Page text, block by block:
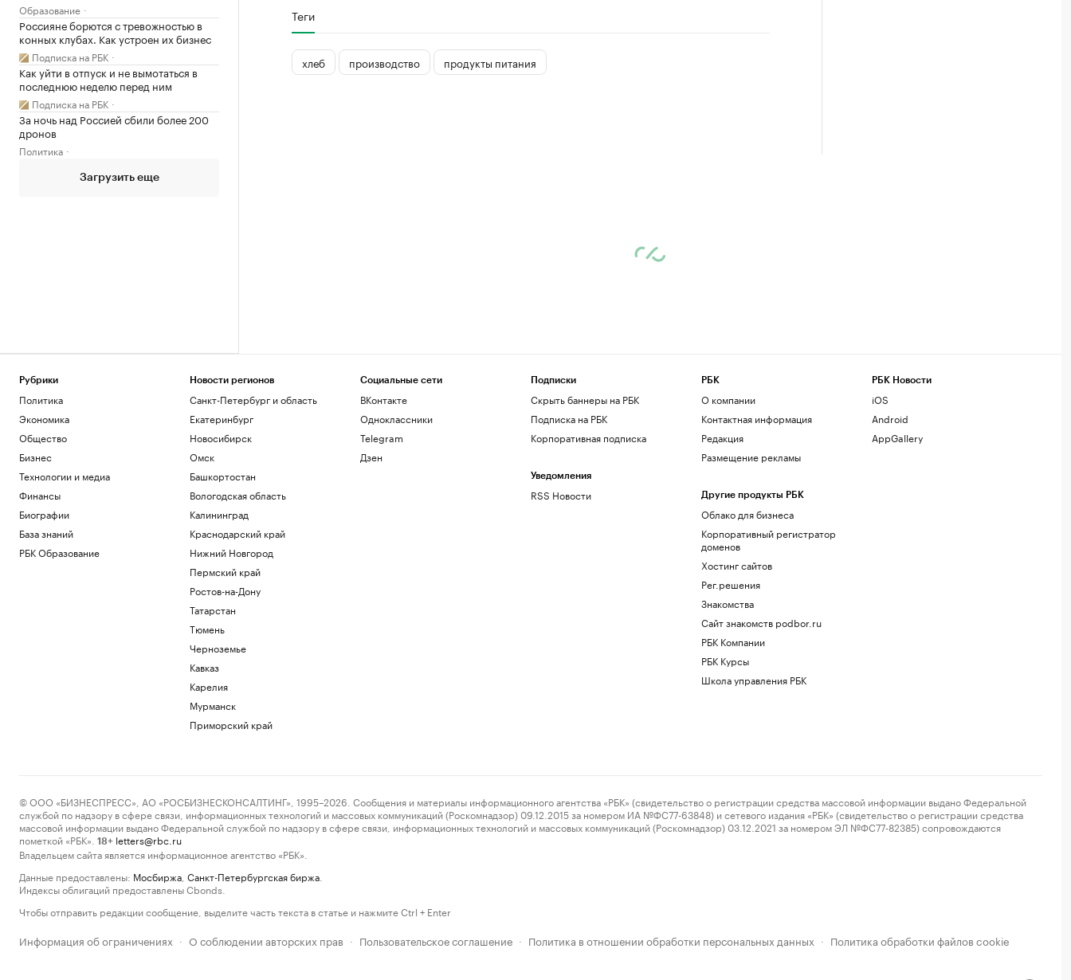
Образование
Россияне борются с тревожностью в
конных клубах. Как устроен их бизнес
Подписка на РБК
Как уйти в отпуск и не вымотаться в
последнюю неделю перед ним
Подписка на РБК
За ночь над Россией сбили более 200
дронов
Политика
Загрузить еще
Теги
хлеб производство продукты питания
Рубрики
Политика
Экономика
Общество
Бизнес
Технологии и медиа
Финансы
Биографии
База знаний
РБК Образование
Новости регионов
Санкт-Петербург и область
Екатеринбург
Новосибирск
Омск
Башкортостан
Вологодская область
Калининград
Краснодарский край
Нижний Новгород
Пермский край
Ростов-на-Дону
Татарстан
Тюмень
Черноземье
Кавказ
Карелия
Мурманск
Приморский край
Социальные сети
ВКонтакте
Одноклассники
Telegram
Дзен
Подписки
Скрыть баннеры на РБК
Подписка на РБК
Корпоративная подписка
Уведомления
RSS Новости
РБК
О компании
Контактная информация
Редакция
Размещение рекламы
Другие продукты РБК
Облако для бизнеса
Корпоративный регистратор
доменов
Хостинг сайтов
Рег.решения
Знакомства
Сайт знакомств podbor.ru
РБК Компании
РБК Курсы
Школа управления РБК
РБК Новости
iOS
Android
AppGallery
© ООО «БИЗНЕСПРЕСС», АО «РОСБИЗНЕСКОНСАЛТИНГ», 1995–2026. Сообщения и материалы информационного агентства «РБК» (свидетельство о регистрации средства массовой информации выдано Федеральной
службой по надзору в сфере связи, информационных технологий и массовых коммуникаций (Роскомнадзор) 09.12.2015 за номером ИА №ФС77-63848) и сетевого издания «РБК» (свидетельство о регистрации средства
массовой информации выдано Федеральной службой по надзору в сфере связи, информационных технологий и массовых коммуникаций (Роскомнадзор) 03.12.2021 за номером ЭЛ №ФС77-82385) сопровождаются
пометкой «РБК».
18+ letters@rbc.ru
Владельцем сайта является информационное агентство «РБК».
Данные предоставлены: Мосбиржа Санкт-Петербургская биржа
Индексы облигаций предоставлены Cbonds.
Чтобы отправить редакции сообщение, выделите часть текста в статье и нажмите Ctrl + Enter
Информация об ограничениях · О соблюдении авторских прав · Пользовательское соглашение · Политика в отношении обработки персональных данных · Политика обработки файлов cookie